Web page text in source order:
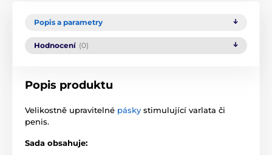
Popis a parametry
Hodnocení (0)
Popis produktu
Velikostně upravitelné pásky stimulující varlata či
penis.
Sada obsahuje: